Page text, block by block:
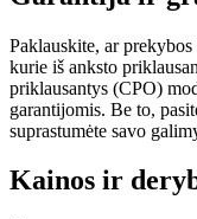
Paklauskite, ar
kurie iš anksto
priklausantys (CPO)
garantijomis. Be to,
suprastumėte savo
Kainos ir